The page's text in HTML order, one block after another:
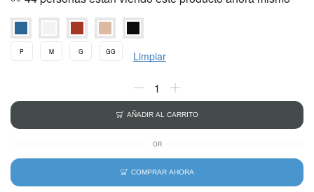
P M G GG Limpiar
AÑADIR AL CARRITO
OR
COMPRAR AHORA